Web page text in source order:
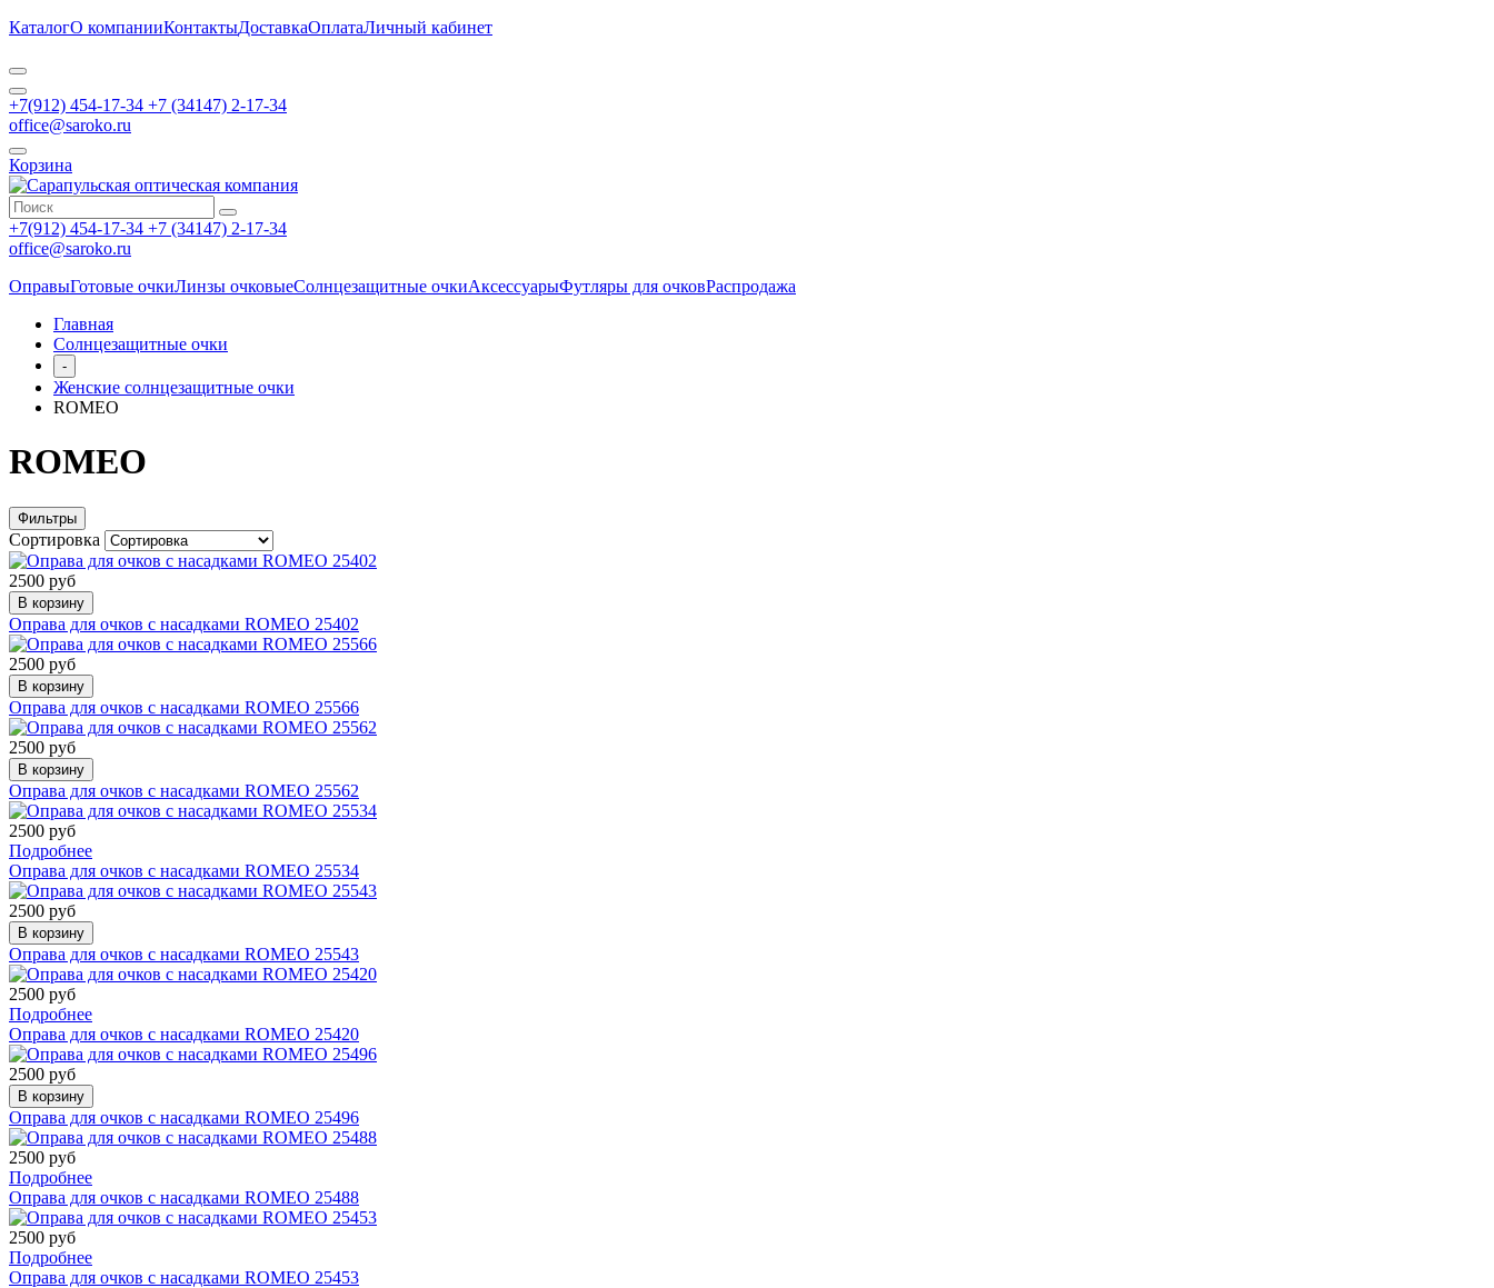
КаталогО компанииКонтактыДоставкаОплатаЛичный кабинет
+7(912) 454-17-34 +7 (34147) 2-17-34
office@saroko.ru
Корзина
+7(912) 454-17-34 +7 (34147) 2-17-34
office@saroko.ru
ОправыГотовые очкиЛинзы очковыеСолнцезащитные очкиАксессуарыФутляры для очковРаспродажа
Главная
Солнцезащитные очки
-
Женские солнцезащитные очки
ROMEO
ROMEO
Фильтры
Сортировка
2500 руб
В корзину
Оправа для очков с насадками ROMEO 25402
2500 руб
В корзину
Оправа для очков с насадками ROMEO 25566
2500 руб
В корзину
Оправа для очков с насадками ROMEO 25562
2500 руб
Подробнее
Оправа для очков с насадками ROMEO 25534
2500 руб
В корзину
Оправа для очков с насадками ROMEO 25543
2500 руб
Подробнее
Оправа для очков с насадками ROMEO 25420
2500 руб
В корзину
Оправа для очков с насадками ROMEO 25496
2500 руб
Подробнее
Оправа для очков с насадками ROMEO 25488
2500 руб
Подробнее
Оправа для очков с насадками ROMEO 25453